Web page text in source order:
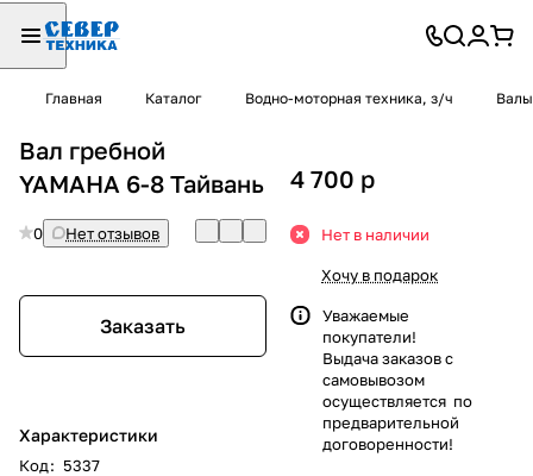
Главная Каталог Водно-моторная техника, з/ч
Вал гребной
YAMAHA 6-8 Тайвань
0 Нет отзывов
Заказать
Характеристики
Код: 5337
4 700 p
Нет в наличии
Хочу в подарок
Уважаемые
покупатели!
Выдача заказов с
самовывозом
осуществляется по
предварительной
договоренности!